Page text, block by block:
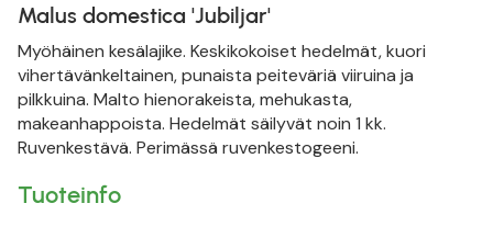
Malus domestica 'Jubiljar'
Myöhäinen kesälajike. Keskikokoiset hedelmät, kuori
vihertävänkeltainen, punaista peiteväriä viiruina ja
pilkkuina. Malto hienorakeista, mehukasta,
makeanhappoista. Hedelmät säilyvät noin 1 kk.
Ruvenkestävä. Perimässä ruvenkestogeeni.
Tuoteinfo